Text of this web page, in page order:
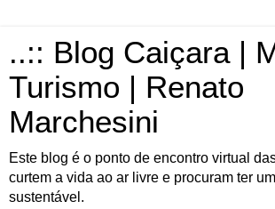
..:: Blog Caiçara |
Turismo | Renato
Marchesini
Este blog é o ponto de encontro virtual
curtem a vida ao ar livre e procuram ter
sustentável.